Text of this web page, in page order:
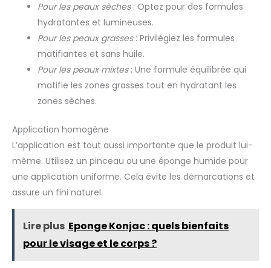
Pour les peaux sèches: Optez pour des formules
hydratantes et lumineuses.
Pour les peaux grasses: Privilégiez les formules
matifiantes et sans huile.
Pour les peaux mixtes: Une formule équilibrée qui
matifie les zones grasses tout en hydratant les
zones sèches.
Application homogène
L’application est tout aussi importante que le produit lui-
même. Utilisez un pinceau ou une éponge humide pour
une application uniforme. Cela évite les démarcations et
assure un fini naturel.
Lire plus Eponge Konjac : quels bienfaits
pour le visage et le corps ?